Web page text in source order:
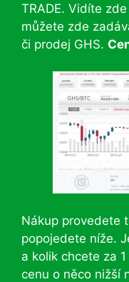
TRADE. Vidíte
můžete zde
či prodej GHS.
Nákup provedete
popojedete níže.
a kolik chcete za
cenu o něco nižší